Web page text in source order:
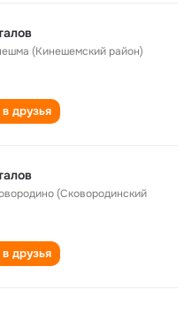
(Кинешемский район)
друзья
(Сковородинский
друзья